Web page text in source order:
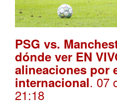
PSG vs.
dónde ver EN
alineaciones por
internacional. 07
21:18